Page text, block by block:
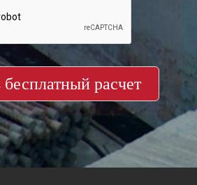
бесплатный расчет